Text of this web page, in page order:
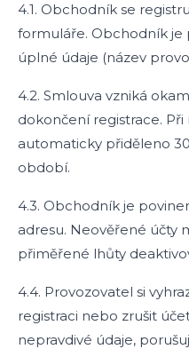
4.1. Obchodník se
formuláře. Obchodník je
úplné údaje (název
4.2. Smlouva vzniká
dokončení registrace.
automaticky přiděleno
období.
4.3. Obchodník je
adresu. Neověřené
přiměřené lhůty
4.4. Provozovatel si
registraci nebo zrušit
nepravdivé údaje,